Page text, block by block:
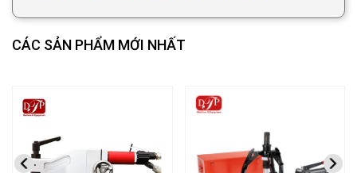
CÁC SẢN PHẨM MỚI NHẤT